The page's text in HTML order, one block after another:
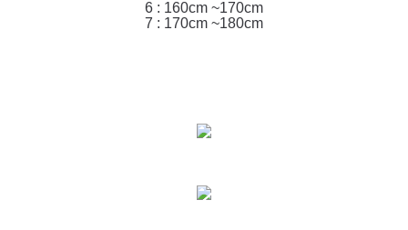
6 : 160cm ~170cm
7 : 170cm ~180cm